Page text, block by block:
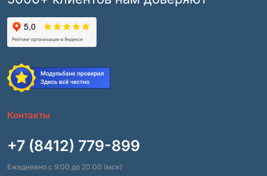
Контакты
+7 (8412) 779-899
Ежедневно с 9:00 до 20:00 (мск)